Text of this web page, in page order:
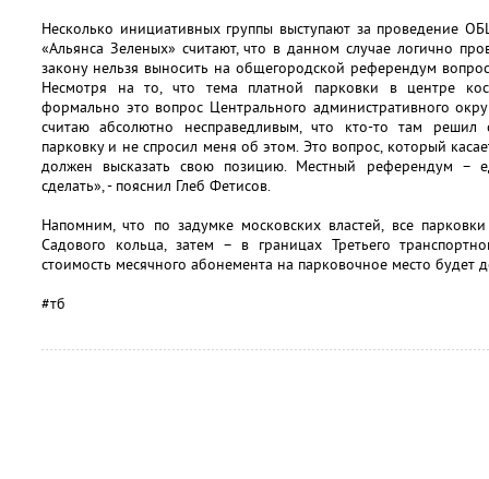
Несколько инициативных группы выступают за проведение
«Альянса Зеленых» считают, что в данном случае логично
закону нельзя выносить на общегородской референдум
Несмотря на то, что тема платной парковки в центре
формально это вопрос Центрального административного
считаю абсолютно несправедливым, что кто-то там
парковку и не спросил меня об этом. Это вопрос, который
должен высказать свою позицию. Местный референдум –
сделать», - пояснил Глеб Фетисов.
Напомним, что по задумке московских властей, все
Садового кольца, затем – в границах Третьего
стоимость месячного абонемента на парковочное место будет
#тб